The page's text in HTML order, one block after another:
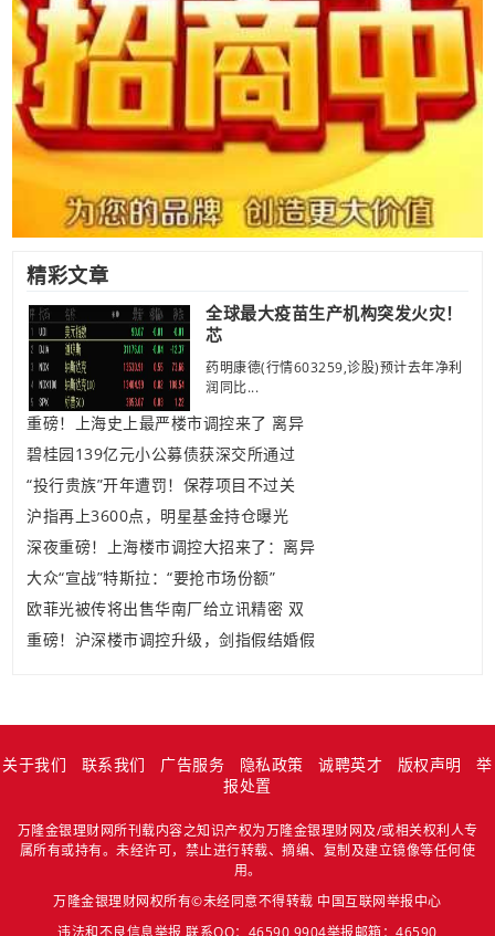
精彩文章
全球最大疫苗生产机构突发火灾！
芯
药明康德(行情603259,诊股)预计去年净利
润同比...
重磅！上海史上最严楼市调控来了 离异
碧桂园139亿元小公募债获深交所通过
“投行贵族”开年遭罚！保荐项目不过关
沪指再上3600点，明星基金持仓曝光
深夜重磅！上海楼市调控大招来了：离异
大众“宣战”特斯拉：“要抢市场份额”
欧菲光被传将出售华南厂给立讯精密 双
重磅！沪深楼市调控升级，剑指假结婚假
关于我们 联系我们 广告服务 隐私政策 诚聘英才 版权声明
举
报处置
万隆金银理财网所刊载内容之知识产权为万隆金银理财网及/或相关权利人专
属所有或持有。未经许可，禁止进行转载、摘编、复制及建立镜像等任何使
用。
万隆金银理财网权所有©未经同意不得转载 中国互联网举报中心